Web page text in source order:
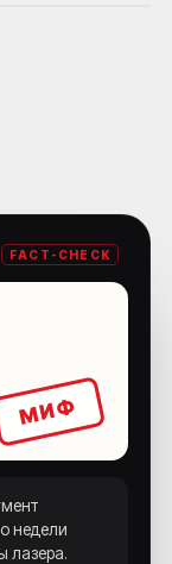
FACT-CHECK
МИФ
недели
лазера.